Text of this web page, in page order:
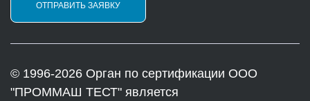
ОТПРАВИТЬ ЗАЯВКУ
© 1996-2026 Орган по сертификации ООО
"ПРОММАШ ТЕСТ" является